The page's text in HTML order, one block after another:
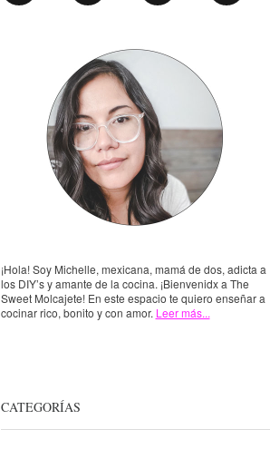
¡Hola! Soy Michelle, mexicana, mamá de dos, adicta a
los DIY’s y amante de la cocina. ¡Bienvenidx a The
Sweet Molcajete! En este espacio te quiero enseñar a
cocinar rico, bonito y con amor. Leer más...
CATEGORÍAS